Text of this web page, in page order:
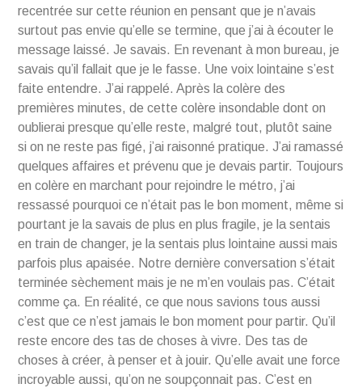
recentrée sur cette réunion en pensant que je n’avais
surtout pas envie qu’elle se termine, que j’ai à écouter le
message laissé. Je savais. En revenant à mon bureau, je
savais qu’il fallait que je le fasse. Une voix lointaine s’est
faite entendre. J’ai rappelé. Après la colère des
premières minutes, de cette colère insondable dont on
oublierai presque qu’elle reste, malgré tout, plutôt saine
si on ne reste pas figé, j’ai raisonné pratique. J’ai ramassé
quelques affaires et prévenu que je devais partir. Toujours
en colère en marchant pour rejoindre le métro, j’ai
ressassé pourquoi ce n’était pas le bon moment, même si
pourtant je la savais de plus en plus fragile, je la sentais
en train de changer, je la sentais plus lointaine aussi mais
parfois plus apaisée. Notre dernière conversation s’était
terminée sèchement mais je ne m’en voulais pas. C’était
comme ça. En réalité, ce que nous savions tous aussi
c’est que ce n’est jamais le bon moment pour partir. Qu’il
reste encore des tas de choses à vivre. Des tas de
choses à créer, à penser et à jouir. Qu’elle avait une force
incroyable aussi, qu’on ne soupçonnait pas. C’est en